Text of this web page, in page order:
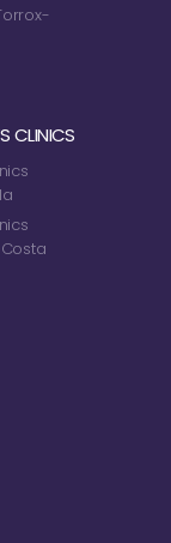
CLINICS